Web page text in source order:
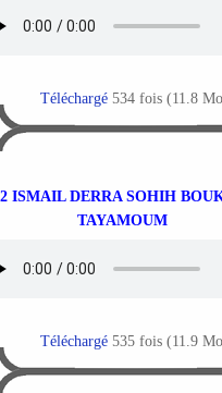
Téléchargé 534 fois (11.8
ISMAIL DERRA SOHIH
TAYAMOUM
Téléchargé 535 fois (11.9